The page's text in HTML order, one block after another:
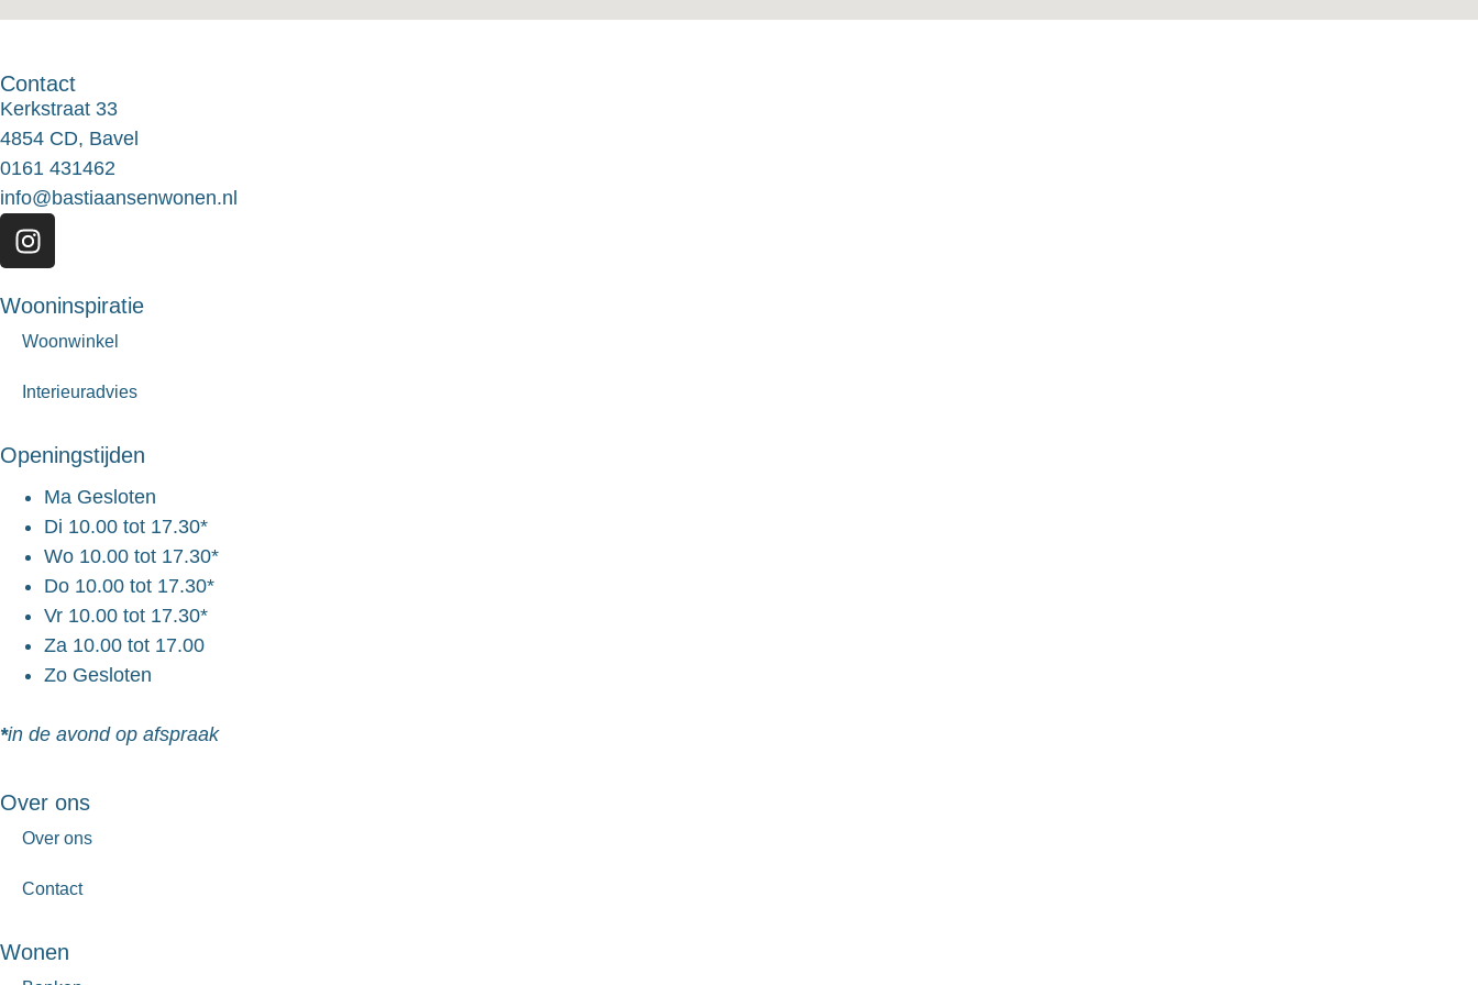
Contact
Kerkstraat 33
4854 CD, Bavel
0161 431462
info@bastiaansenwonen.nl
Wooninspiratie
Woonwinkel
Interieuradvies
Openingstijden
Ma Gesloten
Di 10.00 tot 17.30*
Wo 10.00 tot 17.30*
Do 10.00 tot 17.30*
Vr 10.00 tot 17.30*
Za 10.00 tot 17.00
Zo Gesloten
*in de avond op afspraak
Over ons
Over ons
Contact
Wonen